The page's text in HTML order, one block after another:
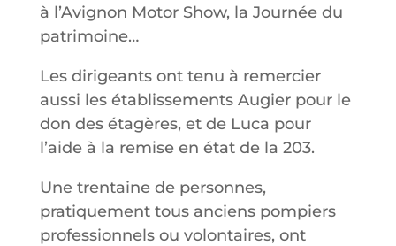
à l’Avignon Motor Show, la Journée du
patrimoine…
Les dirigeants ont tenu à remercier
aussi les établissements Augier pour le
don des étagères, et de Luca pour
l’aide à la remise en état de la 203.
Une trentaine de personnes,
pratiquement tous anciens pompiers
professionnels ou volontaires, ont